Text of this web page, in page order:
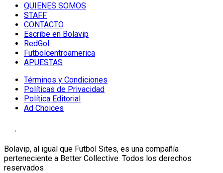
QUIENES SOMOS
STAFF
CONTACTO
Escribe en Bolavip
RedGol
Futbolcentroamerica
APUESTAS
Términos y Condiciones
Políticas de Privacidad
Política Editorial
Ad Choices
Bolavip, al igual que Futbol Sites, es una compañía
perteneciente a Better Collective. Todos los derechos
reservados